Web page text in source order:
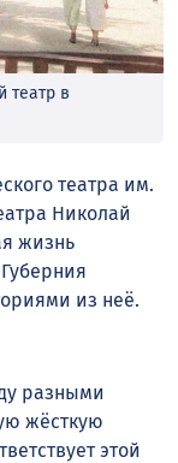
театр в
театра им.
Николай
жизнь
из неё.
разными
жёсткую
этой